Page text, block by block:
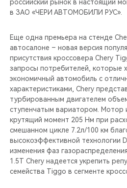
российский рынок в настоящий
в ЗАО «ЧЕРИ АВТОМОБИЛИ РУС».
Еще одна премьера на стенде
автосалоне – новая версия
присутствия кроссовера Chery
запросы потребителей, которые
экономичный автомобиль с
характеристиками, Chery
турбированным двигателем
ступенчатым вариатором. Мотор
крутящий момент 205 Нм при
смешанном цикле 7.2л/100 км
высокоэффективной технологии
изменения фаз
1.5T Chery надеется укрепить
семейства Tiggo в сегменте